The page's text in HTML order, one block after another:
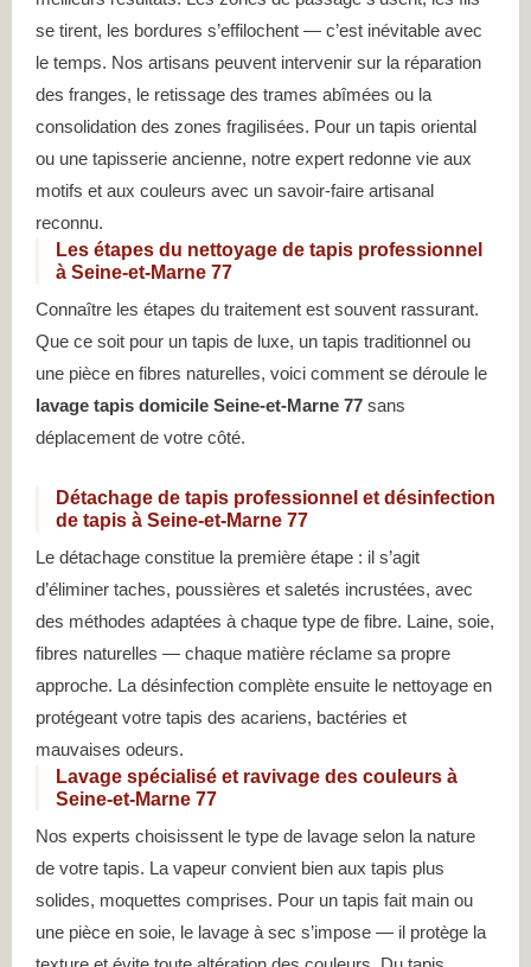
se tirent, les bordures s’effilochent — c’est inévitable avec
le temps. Nos artisans peuvent intervenir sur la réparation
des franges, le retissage des trames abîmées ou la
consolidation des zones fragilisées. Pour un tapis oriental
ou une tapisserie ancienne, notre expert redonne vie aux
motifs et aux couleurs avec un savoir-faire artisanal
reconnu.
Les étapes du nettoyage de tapis professionnel
à Seine-et-Marne 77
Connaître les étapes du traitement est souvent rassurant.
Que ce soit pour un tapis de luxe, un tapis traditionnel ou
une pièce en fibres naturelles, voici comment se déroule le
lavage tapis domicile Seine-et-Marne 77 sans
déplacement de votre côté.
Détachage de tapis professionnel et désinfection
de tapis à Seine-et-Marne 77
Le détachage constitue la première étape : il s’agit
d’éliminer taches, poussières et saletés incrustées, avec
des méthodes adaptées à chaque type de fibre. Laine, soie,
fibres naturelles — chaque matière réclame sa propre
approche. La désinfection complète ensuite le nettoyage en
protégeant votre tapis des acariens, bactéries et
mauvaises odeurs.
Lavage spécialisé et ravivage des couleurs à
Seine-et-Marne 77
Nos experts choisissent le type de lavage selon la nature
de votre tapis. La vapeur convient bien aux tapis plus
solides, moquettes comprises. Pour un tapis fait main ou
une pièce en soie, le lavage à sec s’impose — il protège la